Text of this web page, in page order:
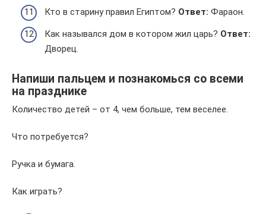
Кто в старину правил Египтом? Ответ: Фараон.
Как назывался дом в котором жил царь? Ответ:
Дворец.
Напиши пальцем и познакомься со всеми
на празднике
Количество детей – от 4, чем больше, тем веселее.
Что потребуется?
Ручка и бумага.
Как играть?